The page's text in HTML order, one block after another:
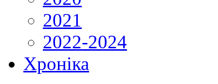
2021
2022-2024
Хроніка